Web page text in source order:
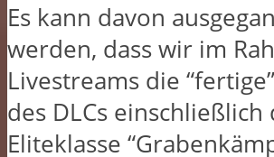
Es kann davon
werden, dass wir im
Livestreams die
des DLCs
Eliteklasse